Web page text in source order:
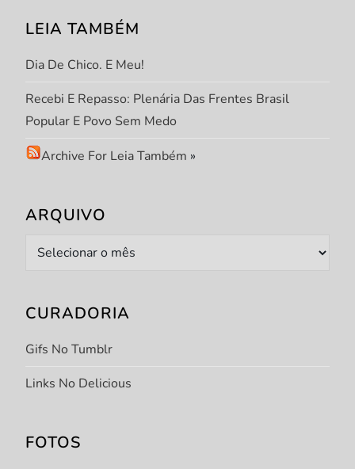
t
LEIA TAMBÉM
Dia De Chico. E Meu!
Recebi E Repasso: Plenária Das Frentes Brasil
Popular E Povo Sem Medo
Archive For Leia Também »
ARQUIVO
Arquivo
CURADORIA
Gifs No Tumblr
Links No Delicious
FOTOS